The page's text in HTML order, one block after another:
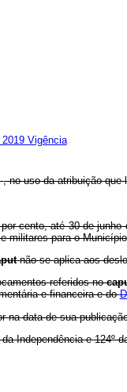
Vigência
, no uso da atribuição
cento, até 30 de
militares para o
não se aplica aos
referidos no
e financeira e do
na data de sua
Independência e 124º